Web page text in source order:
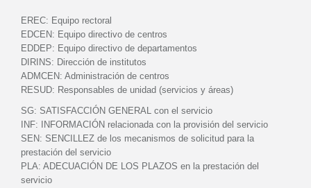
EREC: Equipo rectoral
EDCEN: Equipo directivo de centros
EDDEP: Equipo directivo de departamentos
DIRINS: Dirección de institutos
ADMCEN: Administración de centros
RESUD: Responsables de unidad (servicios y áreas)
SG: SATISFACCIÓN GENERAL con el servicio
INF:
INFORMACIÓN relacionada con la provisión del servicio
SEN: SENCILLEZ de los mecanismos de solicitud para la
prestación del servicio
PLA: ADECUACIÓN DE LOS PLAZOS en la prestación del
servicio